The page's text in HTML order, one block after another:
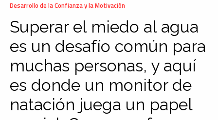
Desarrollo de la Confianza y la Motivación
Superar el miedo al agua
es un desafío común para
muchas personas, y aquí
es donde un monitor de
natación juega un papel